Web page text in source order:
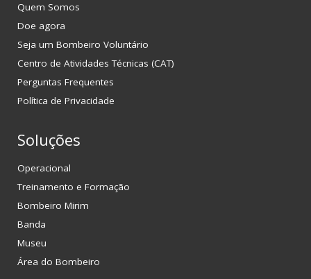
Quem Somos
Doe agora
Seja um Bombeiro Voluntário
Centro de Atividades Técnicas (CAT)
Perguntas Frequentes
Política de Privacidade
Soluções
Operacional
Treinamento e Formação
Bombeiro Mirim
Banda
Museu
Área do Bombeiro